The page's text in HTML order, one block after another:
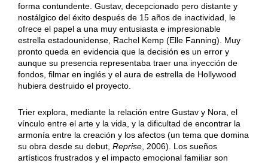
forma contundente. Gustav, decepcionado pero distante y
nostálgico del éxito después de 15 años de inactividad, le
ofrece el papel a una muy entusiasta e impresionable
estrella estadounidense, Rachel Kemp (Elle Fanning). Muy
pronto queda en evidencia que la decisión es un error y
aunque su presencia representaba traer una inyección de
fondos, filmar en inglés y el aura de estrella de Hollywood
hubiera destruido el proyecto.
Trier explora, mediante la relación entre Gustav y Nora, el
vínculo entre el arte y la vida, y la dificultad de encontrar la
armonía entre la creación y los afectos (un tema que domina
su obra desde su debut, Reprise, 2006). Los sueños
artísticos frustrados y el impacto emocional familiar son